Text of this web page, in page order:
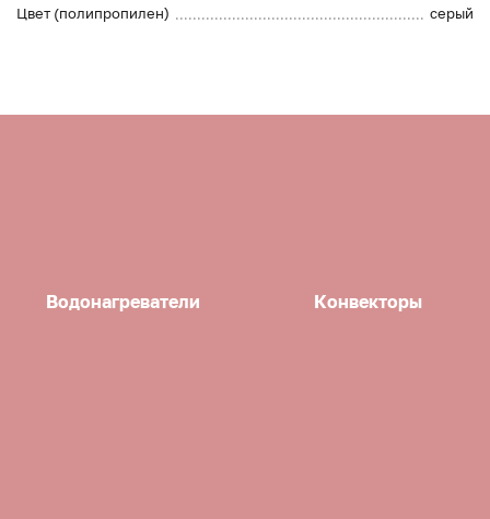
Цвет (полипропилен)
серый
Водонагреватели Конвекторы